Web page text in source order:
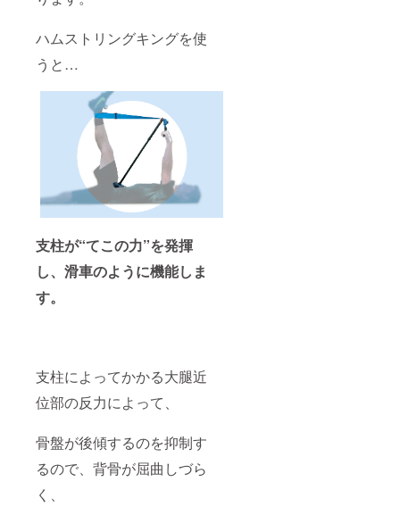
ハムストリングキングを使
うと…
支柱が“てこの力”を発揮
し、滑車のように機能しま
す。
支柱によってかかる大腿近
位部の反力によって、
骨盤が後傾するのを抑制す
るので、背骨が屈曲しづら
く、